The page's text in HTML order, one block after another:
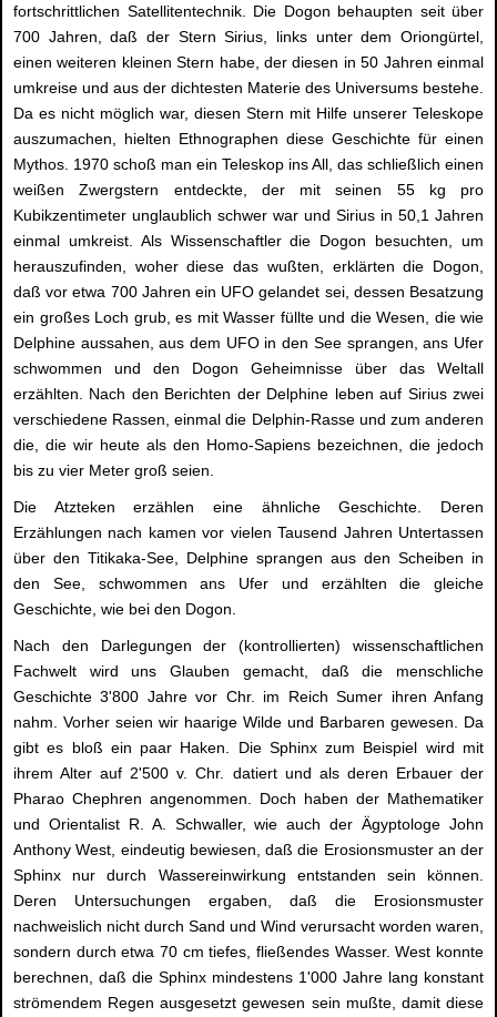
fortschrittlichen Satellitentechnik. Die Dogon behaupten seit über
700 Jahren, daß der Stern Sirius, links unter dem Oriongürtel,
einen weiteren kleinen Stern habe, der diesen in 50 Jahren einmal
umkreise und aus der dichtesten Materie des Universums bestehe.
Da es nicht möglich war, diesen Stern mit Hilfe unserer Teleskope
auszumachen, hielten Ethnographen diese Geschichte für einen
Mythos. 1970 schoß man ein Teleskop ins All, das schließlich einen
weißen Zwergstern entdeckte, der mit seinen 55 kg pro
Kubikzentimeter unglaublich schwer war und Sirius in 50,1 Jahren
einmal umkreist. Als Wissenschaftler die Dogon besuchten, um
herauszufinden, woher diese das wußten, erklärten die Dogon,
daß vor etwa 700 Jahren ein UFO gelandet sei, dessen Besatzung
ein großes Loch grub, es mit Wasser füllte und die Wesen, die wie
Delphine aussahen, aus dem UFO in den See sprangen, ans Ufer
schwommen und den Dogon Geheimnisse über das Weltall
erzählten. Nach den Berichten der Delphine leben auf Sirius zwei
verschiedene Rassen, einmal die Delphin-Rasse und zum anderen
die, die wir heute als den Homo-Sapiens bezeichnen, die jedoch
bis zu vier Meter groß seien.
Die Atzteken erzählen eine ähnliche Geschichte. Deren
Erzählungen nach kamen vor vielen Tausend Jahren Untertassen
über den Titikaka-See, Delphine sprangen aus den Scheiben in
den See, schwommen ans Ufer und erzählten die gleiche
Geschichte, wie bei den Dogon.
Nach den Darlegungen der (kontrollierten) wissenschaftlichen
Fachwelt wird uns Glauben gemacht, daß die menschliche
Geschichte 3'800 Jahre vor Chr. im Reich Sumer ihren Anfang
nahm. Vorher seien wir haarige Wilde und Barbaren gewesen. Da
gibt es bloß ein paar Haken. Die Sphinx zum Beispiel wird mit
ihrem Alter auf 2'500 v. Chr. datiert und als deren Erbauer der
Pharao Chephren angenommen. Doch haben der Mathematiker
und Orientalist R. A. Schwaller, wie auch der Ägyptologe John
Anthony West, eindeutig bewiesen, daß die Erosionsmuster an der
Sphinx nur durch Wassereinwirkung entstanden sein können.
Deren Untersuchungen ergaben, daß die Erosionsmuster
nachweislich nicht durch Sand und Wind verursacht worden waren,
sondern durch etwa 70 cm tiefes, fließendes Wasser. West konnte
berechnen, daß die Sphinx mindestens 1'000 Jahre lang konstant
strömendem Regen ausgesetzt gewesen sein mußte, damit diese